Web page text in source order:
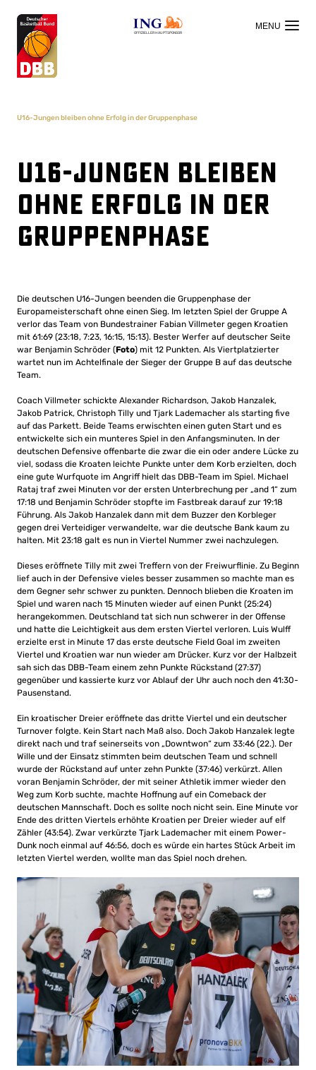
OFFIZIELLER HAUPTSPONSOR
U16-Jungen bleiben ohne Erfolg in der Gruppenphase
U16-Jungen bleiben
ohne Erfolg in der
Gruppenphase
Die deutschen U16-Jungen beenden die Gruppenphase der
Europameisterschaft ohne einen Sieg. Im letzten Spiel der Gruppe A
verlor das Team von Bundestrainer Fabian Villmeter gegen Kroatien
mit 61:69 (23:18, 7:23, 16:15, 15:13). Bester Werfer auf deutscher Seite
war Benjamin Schröder (Foto) mit 12 Punkten. Als Viertplatzierter
wartet nun im Achtelfinale der Sieger der Gruppe B auf das deutsche
Team.
Coach Villmeter schickte Alexander Richardson, Jakob Hanzalek,
Jakob Patrick, Christoph Tilly und Tjark Lademacher als starting five
auf das Parkett. Beide Teams erwischten einen guten Start und es
entwickelte sich ein munteres Spiel in den Anfangsminuten. In der
deutschen Defensive offenbarte die zwar die ein oder andere Lücke zu
viel, sodass die Kroaten leichte Punkte unter dem Korb erzielten, doch
eine gute Wurfquote im Angriff hielt das DBB-Team im Spiel. Michael
Rataj traf zwei Minuten vor der ersten Unterbrechung per „and 1“ zum
17:18 und Benjamin Schröder stopfte im Fastbreak darauf zur 19:18
Führung. Als Jakob Hanzalek dann mit dem Buzzer den Korbleger
gegen drei Verteidiger verwandelte, war die deutsche Bank kaum zu
halten. Mit 23:18 galt es nun in Viertel Nummer zwei nachzulegen.
Dieses eröffnete Tilly mit zwei Treffern von der Freiwurflinie. Zu Beginn
lief auch in der Defensive vieles besser zusammen so machte man es
dem Gegner sehr schwer zu punkten. Dennoch blieben die Kroaten im
Spiel und waren nach 15 Minuten wieder auf einen Punkt (25:24)
herangekommen. Deutschland tat sich nun schwerer in der Offense
und hatte die Leichtigkeit aus dem ersten Viertel verloren. Luis Wulff
erzielte erst in Minute 17 das erste deutsche Field Goal im zweiten
Viertel und Kroatien war nun wieder am Drücker. Kurz vor der Halbzeit
sah sich das DBB-Team einem zehn Punkte Rückstand (27:37)
gegenüber und kassierte kurz vor Ablauf der Uhr auch noch den 41:30-
Pausenstand.
Ein kroatischer Dreier eröffnete das dritte Viertel und ein deutscher
Turnover folgte. Kein Start nach Maß also. Doch Jakob Hanzalek legte
direkt nach und traf seinerseits von „Downtwon“ zum 33:46 (22.). Der
Wille und der Einsatz stimmten beim deutschen Team und schnell
wurde der Rückstand auf unter zehn Punkte (37:46) verkürzt. Allen
voran Benjamin Schröder, der mit seiner Athletik immer wieder den
Weg zum Korb suchte, machte Hoffnung auf ein Comeback der
deutschen Mannschaft. Doch es sollte noch nicht sein. Eine Minute vor
Ende des dritten Viertels erhöhte Kroatien per Dreier wieder auf elf
Zähler (43:54). Zwar verkürzte Tjark Lademacher mit einem Power-
Dunk noch einmal auf 46:56, doch es würde ein hartes Stück Arbeit im
letzten Viertel werden, wollte man das Spiel noch drehen.